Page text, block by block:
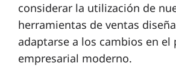
considerar la utilización de
herramientas de ventas
adaptarse a los cambios en el
empresarial moderno.